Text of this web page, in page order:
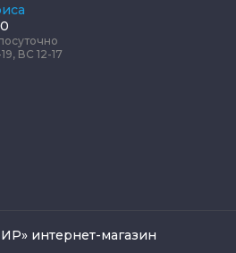
ВС 12-17
интернет-магазин